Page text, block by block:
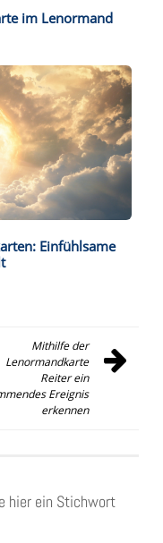
im Lenormand
Einfühlsame
Mithilfe der
Lenormandkarte
Reiter ein
Ereignis
erkennen
hier ein Stichwort